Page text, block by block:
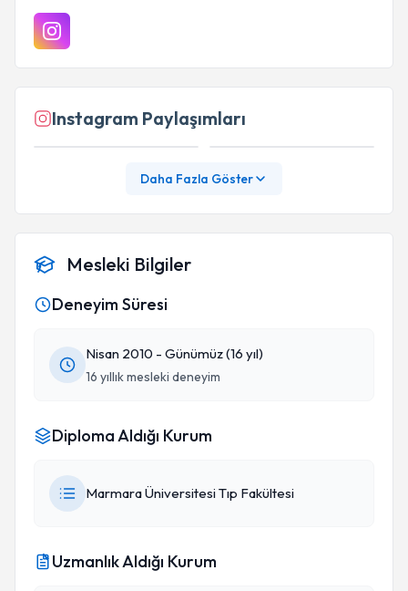
Instagram Paylaşımları
Daha Fazla Göster
Mesleki Bilgiler
Deneyim Süresi
Nisan 2010 - Günümüz (16 yıl)
16 yıllık mesleki deneyim
Diploma Aldığı Kurum
Marmara Üniversitesi Tıp Fakültesi
Uzmanlık Aldığı Kurum